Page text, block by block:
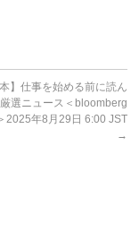
本】仕事を始める前に読ん
選ニュース＜bloomberg
2025年8月29日 6:00 JST
→